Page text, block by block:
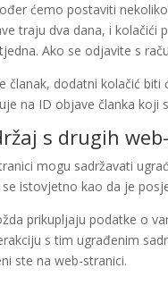
ćemo postaviti
traju dva dana, i kolačići
Ako se odjavite s
članak, dodatni kolačić
na ID objave članka koji
s drugih
mogu sadržavati
istovjetno kao da je
prikupljaju podatke o
s tim ugrađenim
ste na web-stranici.